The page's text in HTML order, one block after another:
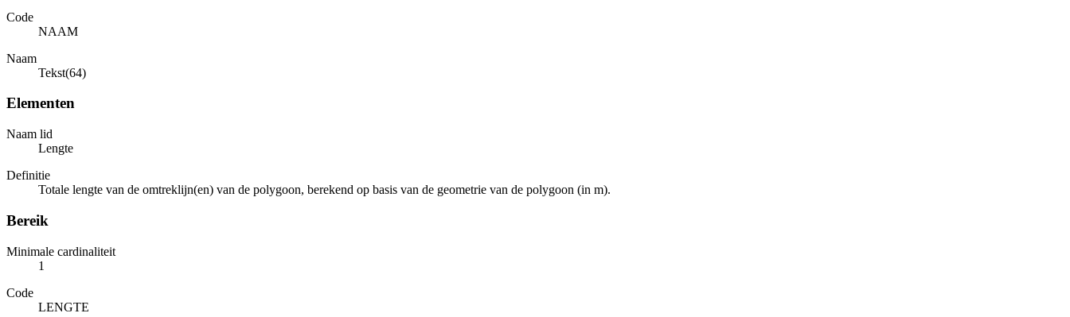
Code
NAAM
Naam
Tekst(64)
Elementen
Naam lid
Lengte
Definitie
Totale lengte van de omtreklijn(en) van de polygoon, berekend op basis van de geometrie van de polygoon (in m).
Bereik
Minimale cardinaliteit
1
Code
LENGTE